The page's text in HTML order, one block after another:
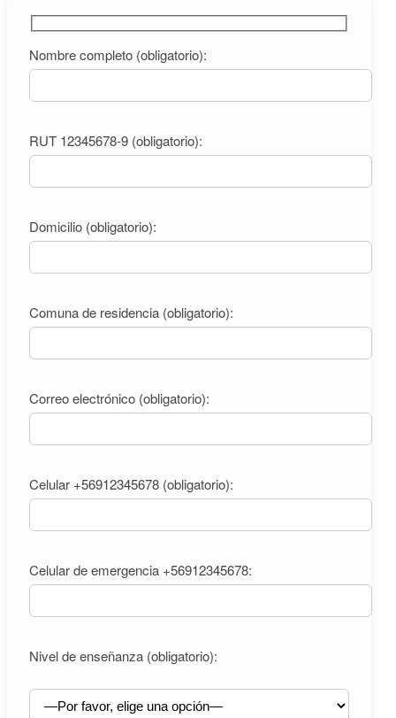
Nombre completo (obligatorio):
RUT 12345678-9 (obligatorio):
Domicilio (obligatorio):
Comuna de residencia (obligatorio):
Correo electrónico (obligatorio):
Celular +56912345678 (obligatorio):
Celular de emergencia +56912345678:
Nivel de enseñanza (obligatorio):